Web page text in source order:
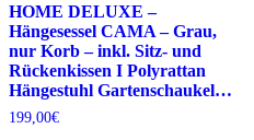
HOME DELUXE –
Hängesessel CAMA – Grau,
nur Korb – inkl. Sitz- und
Rückenkissen I Polyrattan
Hängestuhl Gartenschaukel…
199,00€